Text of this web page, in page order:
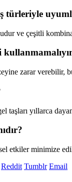
türleriyle
ve çeşitli
zarar verebilir,
taşları yıllarca
etkiler minimize
Reddit Tumblr Email